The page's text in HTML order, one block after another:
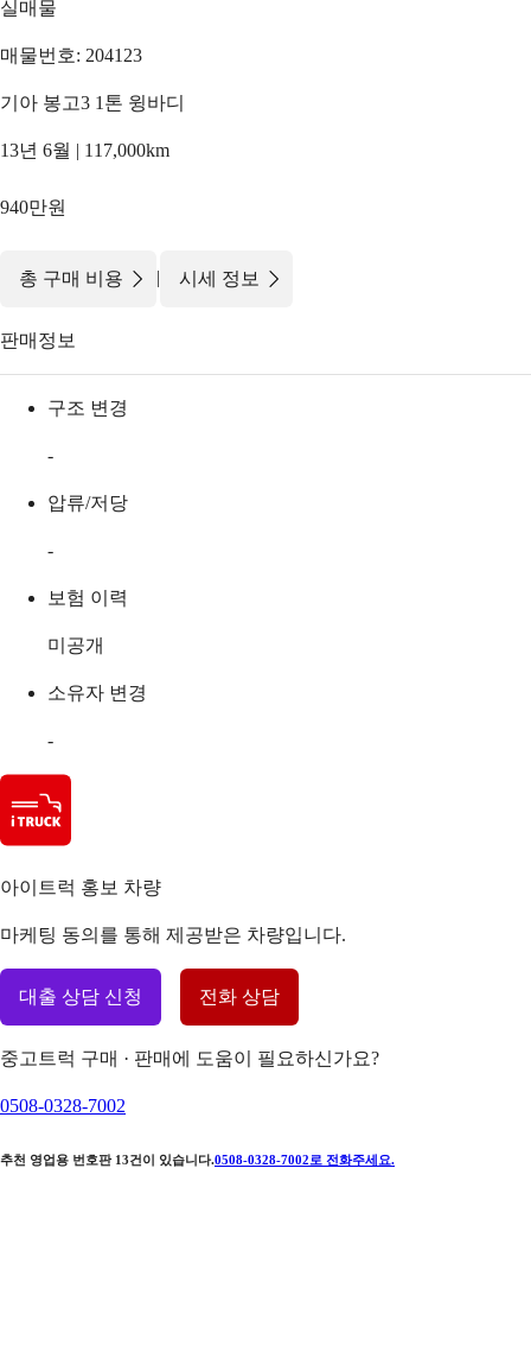
실매물
매물번호: 204123
기아 봉고3 1톤 윙바디
13년 6월 | 117,000km
940만원
총 구매 비용 | 시세 정보
판매정보
구조 변경
-
압류/저당
-
보험 이력
미공개
소유자 변경
-
아이트럭 홍보 차량
마케팅 동의를 통해 제공받은 차량입니다.
대출 상담 신청 전화 상담
중고트럭 구매 · 판매에 도움이 필요하신가요?
0508-0328-7002
추천 영업용 번호판 13건이 있습니다.0508-0328-7002 로 전화주세요.